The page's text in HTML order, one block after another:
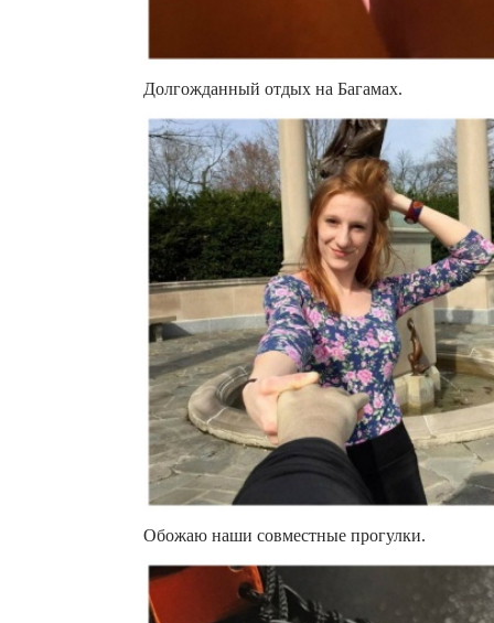
Долгожданный отдых на Багамах.
Обожаю наши совместные прогулки.